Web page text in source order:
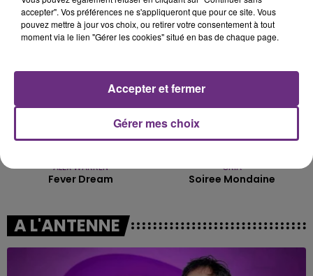
9h04
9h04
ALEX WARREN
Fever Dream
8h57
8h57
ORIA
Soiree Mondaine
A L'ANTENNE
accepter". Vos préférences ne s'appliqueront que pour ce site. Vous
pouvez mettre à jour vos choix, ou retirer votre consentement à tout
moment via le lien "Gérer les cookies" situé en bas de chaque page.
Gérer mes choix
Accepter et fermer